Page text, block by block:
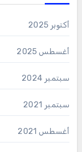
أكتوبر 2025
أغسطس 2025
سبتمبر 2024
سبتمبر 2021
أغسطس 2021